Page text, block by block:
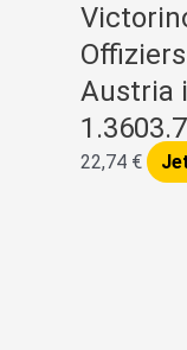
Austria
22,74 €